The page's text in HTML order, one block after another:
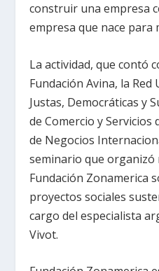
construir una empresa
empresa que nace para
La actividad, que contó
Fundación Avina, la Red
Justas, Democráticas y
de Comercio y Servicios
de Negocios
seminario que organizó
Fundación Zonamerica
proyectos sociales
cargo del especialista
Vivot.